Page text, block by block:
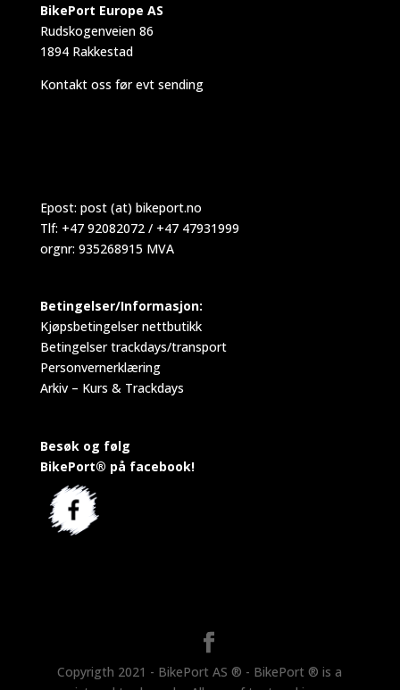
BikePort Europe AS
Rudskogenveien 86
1894 Rakkestad
Kontakt oss før evt sending
Epost: post (at) bikeport.no
Tlf: +47 92082072 / +47 47931999
orgnr: 935268915 MVA
Betingelser/Informasjon:
Kjøpsbetingelser nettbutikk
Betingelser trackdays/transport
Personvernerklæring
Arkiv – Kurs & Trackdays
Besøk og følg
BikePort® på facebook!
Copyrigth 2021 - BikePort AS ® - BikePort ® is a